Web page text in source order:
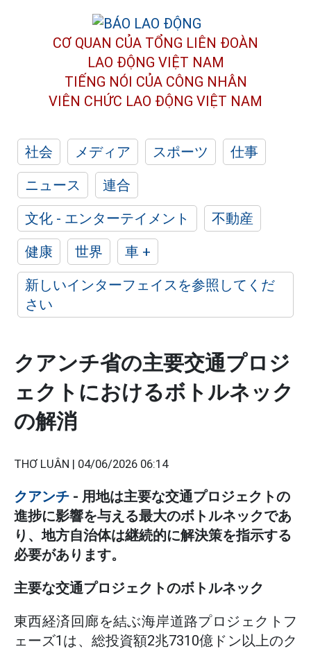
CƠ QUAN CỦA TỔNG LIÊN ĐOÀN
LAO ĐỘNG VIỆT NAM
TIẾNG NÓI CỦA CÔNG NHÂN
VIÊN CHỨC LAO ĐỘNG VIỆT NAM
社会 メディア スポーツ
仕事
ニュース
連合
文化 - エンターテイメント
不動産
健康
世界
車 +
新しいインターフェイスを参照してくだ
さい
クアンチ省の主要交通プロジ
ェクトにおけるボトルネック
の解消
THƠ LUÂN | 04/06/2026 06:14
クアンチ - 用地は主要な交通プロジェクトの
進捗に影響を与える最大のボトルネックであ
り、地方自治体は継続的に解決策を指示する
必要があります。
主要な交通プロジェクトのボトルネック
東西経済回廊を結ぶ海岸道路プロジェクトフ
ェーズ1は、総投資額2兆7310億ドン以上のク